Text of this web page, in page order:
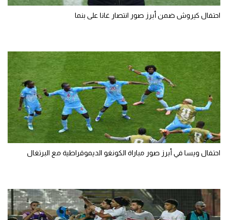
احتفال كيروش ضمن أبرز صور انتصار غانا على بنما
احتفال ويسا في أبرز صور مباراة الكونغو الديموقراطية مع البرتغال